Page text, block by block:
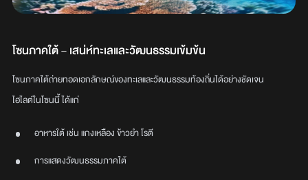
โซนภาคใต้ – เสน่ห์ทะเลและวัฒนธรรมเข้มข้น
โซนภาคใต้ถ่ายทอดเอกลักษณ์ของทะเลและวัฒนธรรมท้องถิ่นได้อย่างชัดเจน
ไฮไลต์ในโซนนี้ ได้แก่
อาหารใต้ เช่น แกงเหลือง ข้าวยำ โรตี
การแสดงวัฒนธรรมภาคใต้